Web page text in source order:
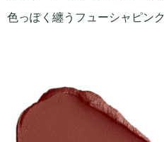
色っぽく纏うフューシャピンク